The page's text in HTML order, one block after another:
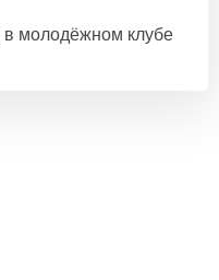
в молодёжном клубе